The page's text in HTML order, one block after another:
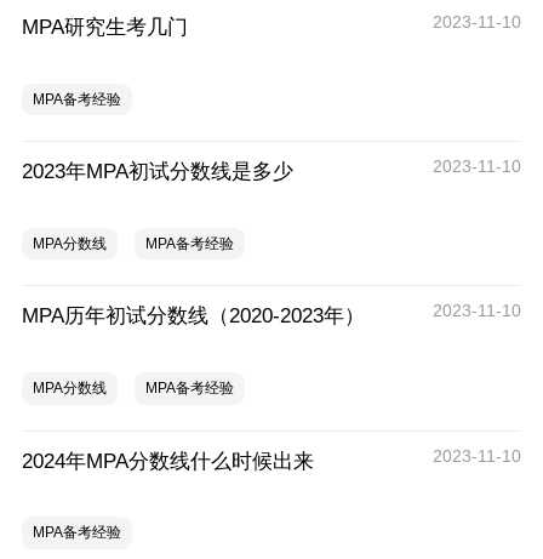
MPA研究生考几门 2023-11-10
MPA备考经验
2023年MPA初试分数线是多少 2023-11-10
MPA分数线 MPA备考经验
MPA历年初试分数线（2020-2023年） 2023-11-10
MPA分数线 MPA备考经验
2024年MPA分数线什么时候出来 2023-11-10
MPA备考经验